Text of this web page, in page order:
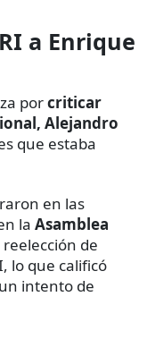
a Enrique
porcriticar
Alejandro
que estaba
en las
la Asamblea
de
lo que calificó
intento de